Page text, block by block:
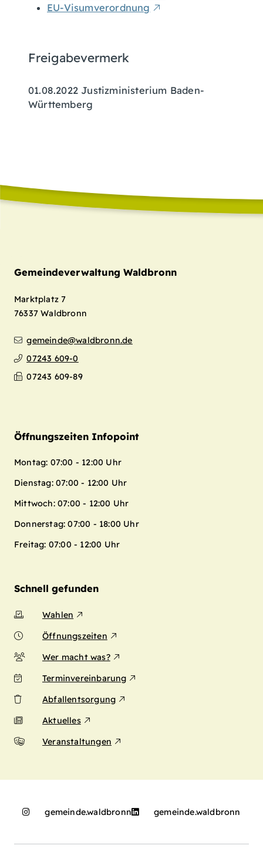
EU-Visumverordnung
Freigabevermerk
01.08.2022 Justizministerium Baden-
Württemberg
Gemeindeverwaltung Waldbronn
Marktplatz 7
76337 Waldbronn
gemeinde@waldbronn.de
07243 609-0
07243 609-89
Öffnungszeiten Infopoint
Montag: 07:00 - 12:00 Uhr
Dienstag: 07:00 - 12:00 Uhr
Mittwoch: 07:00 - 12:00 Uhr
Donnerstag: 07:00 - 18:00 Uhr
Freitag: 07:00 - 12:00 Uhr
Schnell gefunden
Wahlen
Öffnungszeiten
Wer macht was?
Terminvereinbarung
Abfallentsorgung
Aktuelles
Veranstaltungen
gemeinde.waldbronn gemeinde.waldbronn